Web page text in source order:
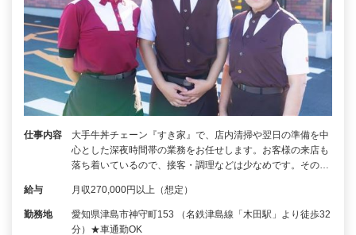
仕事内容
大手牛丼チェーン『すき家』で、店内清掃や翌日の準備を中
心とした深夜時間帯の業務をお任せします。お客様の来店も
落ち着いているので、接客・調理などは少なめです。その…
給与 月収270,000円以上（想定）
勤務地
愛知県津島市神守町153 （名鉄津島線「木田駅」より徒歩32
分）★車通勤OK